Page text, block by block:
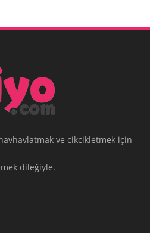
ve cikcikletmek için
dileğiyle.